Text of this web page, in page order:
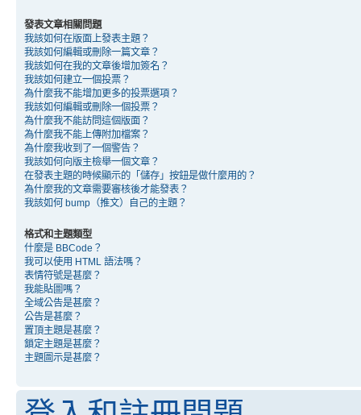
發表文章相關問題
我該如何在版面上發表主題？
我該如何編輯或刪除一篇文章？
我該如何在我的文章後增加簽名？
我該如何建立一個投票？
為什麼我不能增加更多的投票選項？
我該如何編輯或刪除一個投票？
為什麼我不能訪問這個版面？
為什麼我不能上傳附加檔案？
為什麼我收到了一個警告？
我該如何向版主檢舉一個文章？
在發表主題的時候顯示的「儲存」按鈕是做什麼用的？
為什麼我的文章需要審核後才能發表？
我該如何 bump（推文）自己的主題？
格式和主題類型
什麼是 BBCode？
我可以使用 HTML 語法嗎？
表情符號是甚麼？
我能貼圖嗎？
全域公告是甚麼？
公告是甚麼？
置頂主題是甚麼？
鎖定主題是甚麼？
主題圖示是甚麼？